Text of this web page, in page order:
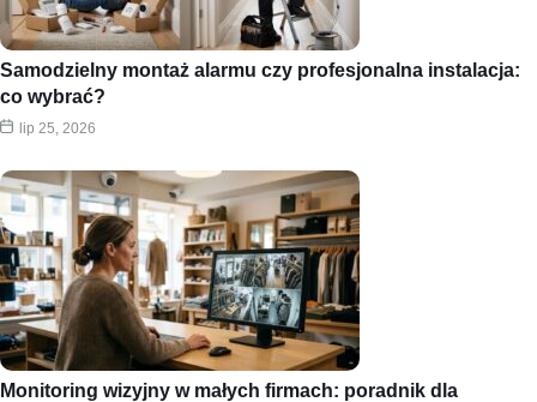
Samodzielny montaż alarmu czy profesjonalna instalacja:
co wybrać?
lip 25, 2026
Monitoring wizyjny w małych firmach: poradnik dla